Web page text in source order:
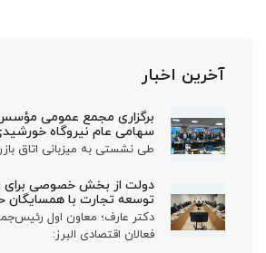
آخرین اخبار
برگزاری مجمع عمومی
سهامی عام نیروگاه
طی نشستی به میزبانی اتاق
دولت از بخش خصوصی برای
توسعه تجارت با
دکتر عارف؛ معاون اول
فعالان اقتصادی البرز: